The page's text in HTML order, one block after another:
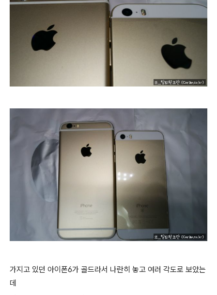
가지고 있던 아이폰6가 골드라서 나란히 놓고 여러 각도로 보았는
데